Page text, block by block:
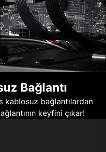
Bağlantı
kablosuz bağlantılardan
keyfini çıkar!